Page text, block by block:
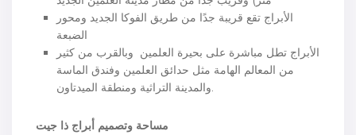
الأبراج تقع قريبة جدًا من طريق الفوكا الجديد ومحور
الضبعة
الأبراج تطل مباشرة على بحيرة العلمين وبالقرب من كثير
من المعالم الهامة مثل حدائق العلمين وفندق الماسة
والمدينة التراثية ومنطقة الميدتاون.
مساحة وتصميم أبراج ذا جيت